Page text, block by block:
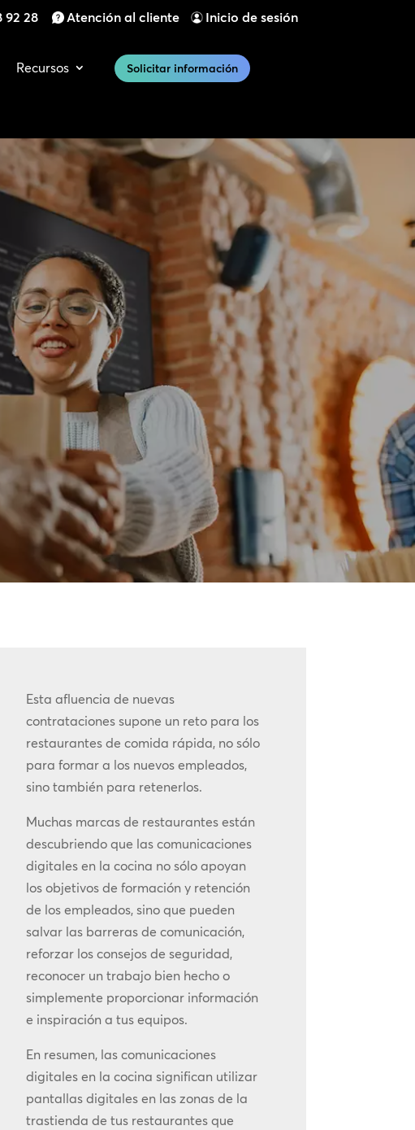
92 28 Atención al cliente Inicio de sesión
Recursos Solicitar información
Esta afluencia de nuevas
contrataciones supone un reto para los
restaurantes de comida rápida, no sólo
para formar a los nuevos empleados,
sino también para retenerlos.
Muchas marcas de restaurantes están
descubriendo que las comunicaciones
digitales en la cocina no sólo apoyan
los objetivos de formación y retención
de los empleados, sino que pueden
salvar las barreras de comunicación,
reforzar los consejos de seguridad,
reconocer un trabajo bien hecho o
simplemente proporcionar información
e inspiración a tus equipos.
En resumen, las comunicaciones
digitales en la cocina significan utilizar
pantallas digitales en las zonas de la
trastienda de tus restaurantes que